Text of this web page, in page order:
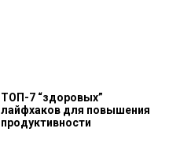
ТОП-7 “здоровых”
лайфхаков для повышения
продуктивности